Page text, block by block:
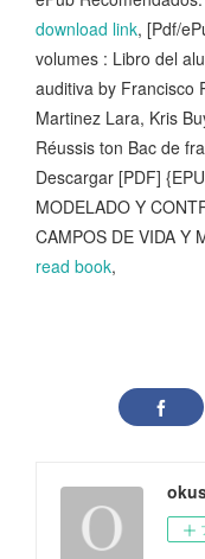
download link, [Pdf/
volumes : Libro del
auditiva by Francisco
Martinez Lara, Kris
Réussis ton Bac de
Descargar [PDF]
MODELADO Y
CAMPOS DE VIDA Y
read book,